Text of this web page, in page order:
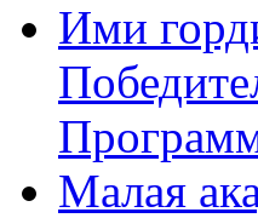
Ими
Малая